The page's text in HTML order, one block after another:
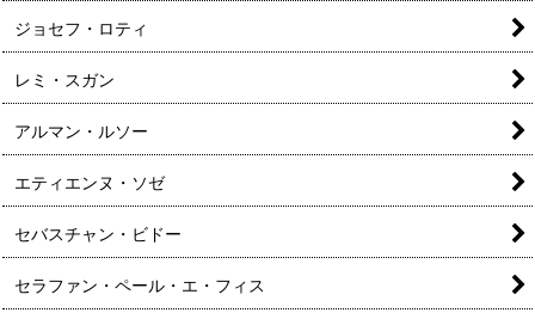
ジョセフ・ロティ
レミ・スガン
アルマン・ルソー
エティエンヌ・ソゼ
セバスチャン・ビドー
セラファン・ペール・エ・フィス